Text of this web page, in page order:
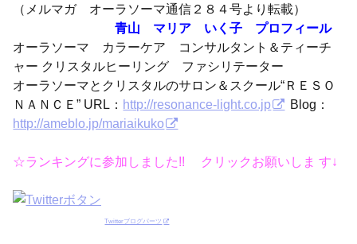
（メルマガ オーラソーマ通信２８４号より転載）
青山 マリア いく子 プロフィール
オーラソーマ カラーケア コンサルタント＆ティーチ
ャー クリスタルヒーリング ファシリテーター
オーラソーマとクリスタルのサロン＆スクール“ＲＥＳＯ
ＮＡＮＣＥ” URL： http://resonance-light.co.jp
Blog：
http://ameblo.jp/mariaikuko
☆ランキングに参加しました!! クリックお願いしま す↓
Twitterブログパーツ